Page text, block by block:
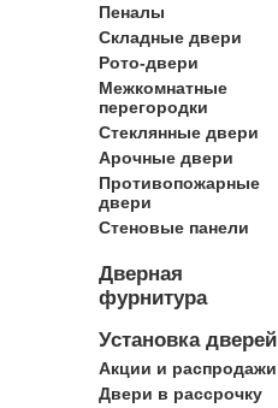
Пеналы
Складные двери
Рото-двери
Межкомнатные
перегородки
Стеклянные двери
Арочные двери
Противопожарные
двери
Стеновые панели
Дверная
фурнитура
Установка дверей
Акции и распродажи
Двери в рассрочку